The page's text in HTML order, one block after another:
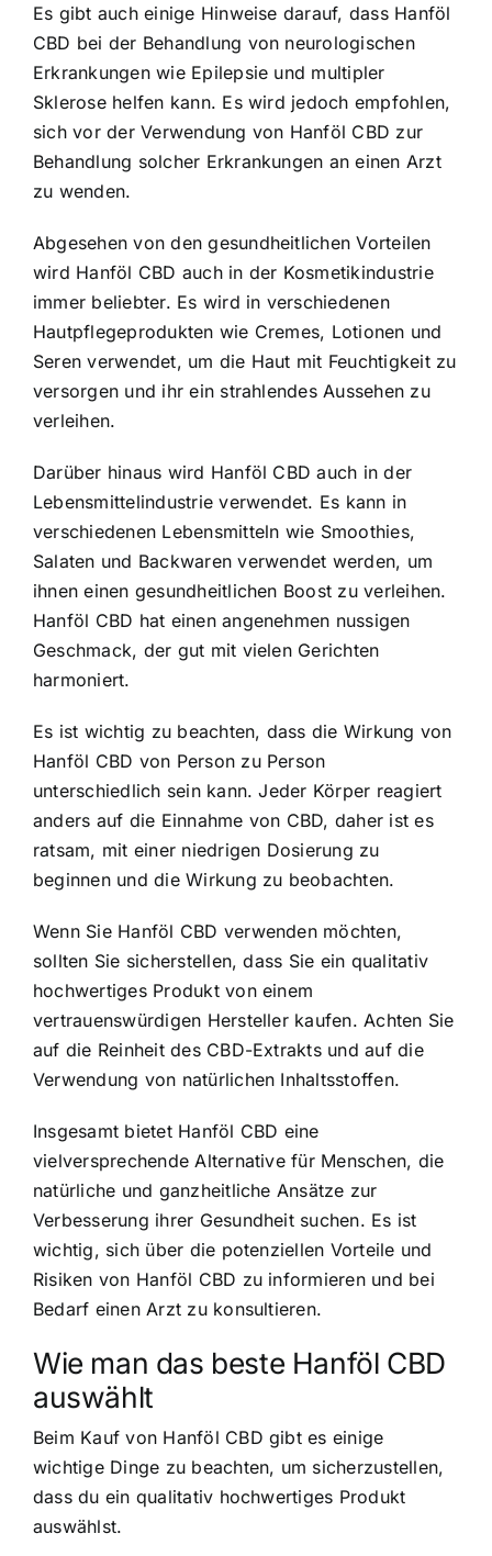
Es gibt auch einige Hinweise darauf, dass Hanföl
CBD bei der Behandlung von neurologischen
Erkrankungen wie Epilepsie und multipler
Sklerose helfen kann. Es wird jedoch empfohlen,
sich vor der Verwendung von Hanföl CBD zur
Behandlung solcher Erkrankungen an einen Arzt
zu wenden.
Abgesehen von den gesundheitlichen Vorteilen
wird Hanföl CBD auch in der Kosmetikindustrie
immer beliebter. Es wird in verschiedenen
Hautpflegeprodukten wie Cremes, Lotionen und
Seren verwendet, um die Haut mit Feuchtigkeit zu
versorgen und ihr ein strahlendes Aussehen zu
verleihen.
Darüber hinaus wird Hanföl CBD auch in der
Lebensmittelindustrie verwendet. Es kann in
verschiedenen Lebensmitteln wie Smoothies,
Salaten und Backwaren verwendet werden, um
ihnen einen gesundheitlichen Boost zu verleihen.
Hanföl CBD hat einen angenehmen nussigen
Geschmack, der gut mit vielen Gerichten
harmoniert.
Es ist wichtig zu beachten, dass die Wirkung von
Hanföl CBD von Person zu Person
unterschiedlich sein kann. Jeder Körper reagiert
anders auf die Einnahme von CBD, daher ist es
ratsam, mit einer niedrigen Dosierung zu
beginnen und die Wirkung zu beobachten.
Wenn Sie Hanföl CBD verwenden möchten,
sollten Sie sicherstellen, dass Sie ein qualitativ
hochwertiges Produkt von einem
vertrauenswürdigen Hersteller kaufen. Achten Sie
auf die Reinheit des CBD-Extrakts und auf die
Verwendung von natürlichen Inhaltsstoffen.
Insgesamt bietet Hanföl CBD eine
vielversprechende Alternative für Menschen, die
natürliche und ganzheitliche Ansätze zur
Verbesserung ihrer Gesundheit suchen. Es ist
wichtig, sich über die potenziellen Vorteile und
Risiken von Hanföl CBD zu informieren und bei
Bedarf einen Arzt zu konsultieren.
Wie man das beste Hanföl CBD
auswählt
Beim Kauf von Hanföl CBD gibt es einige
wichtige Dinge zu beachten, um sicherzustellen,
dass du ein qualitativ hochwertiges Produkt
auswählst.